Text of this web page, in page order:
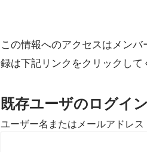
この情報へのアクセスはメン
録は下記リンクをクリックして
既存ユーザのログイン
ユーザー名またはメールアドレス